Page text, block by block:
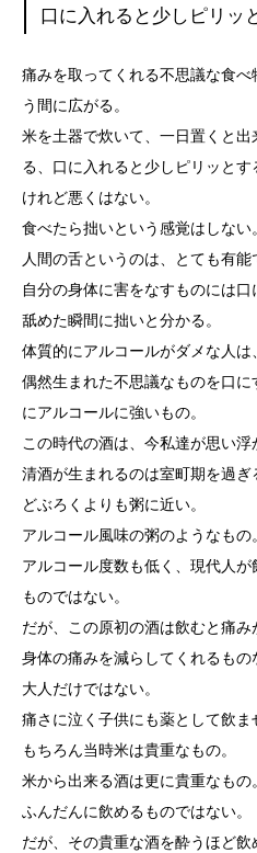
口に入れると少しピリッ
痛みを取ってくれる不思議な食
う間に広がる。
米を土器で炊いて、一日置くと
る、口に入れると少しピリッとす
けれど悪くはない。
食べたら拙いという感覚はしない
人間の舌というのは、とても有能
自分の身体に害をなすものには口
舐めた瞬間に拙いと分かる。
体質的にアルコールがダメな人は
偶然生まれた不思議なものを口
にアルコールに強いもの。
この時代の酒は、今私達が思い浮
清酒が生まれるのは室町期を過ぎ
どぶろくよりも粥に近い。
アルコール風味の粥のようなもの
アルコール度数も低く、現代人
ものではない。
だが、この原初の酒は飲むと痛み
身体の痛みを減らしてくれるもの
大人だけではない。
痛さに泣く子供にも薬として飲ま
もちろん当時米は貴重なもの。
米から出来る酒は更に貴重なもの
ふんだんに飲めるものではない。
だが、その貴重な酒を酔うほど飲